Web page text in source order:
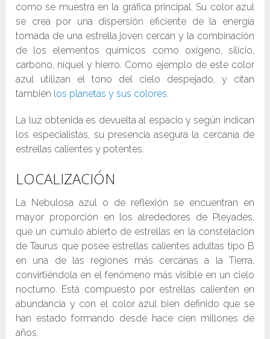
como se muestra en la gráfica principal. Su color azul
se crea por una dispersión eficiente de la energía
tomada de una estrella joven cercan y la combinación
de los elementos químicos como oxígeno, silicio,
carbono, níquel y hierro. Como ejemplo de este color
azul utilizan el tono del cielo despejado, y citan
también los planetas y sus colores.
La luz obtenida es devuelta al espacio y según indican
los especialistas, su presencia asegura la cercanía de
estrellas calientes y potentes.
LOCALIZACIÓN
La Nebulosa azul o de reflexión se encuentran en
mayor proporción en los alrededores de Pleyades,
que un cúmulo abierto de estrellas en la constelación
de Taurus que posee estrellas calientes adultas tipo B
en una de las regiones más cercanas a la Tierra,
convirtiéndola en el fenómeno más visible en un cielo
nocturno. Está compuesto por estrellas calienten en
abundancia y con el color azul bien definido que se
han estado formando desde hace cien millones de
años.